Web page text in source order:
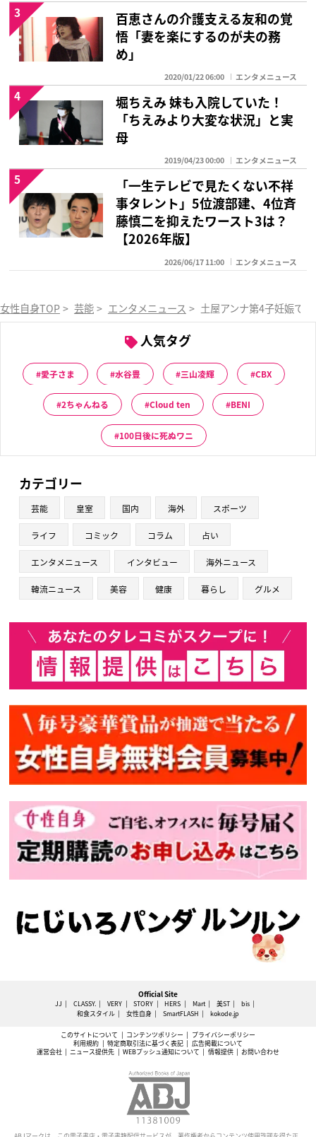
百恵さんの介護支える友和の覚
悟「妻を楽にするのが夫の務
め」
2020/01/22 06:00 エンタメニュース
3
堀ちえみ 妹も入院していた！
「ちえみより大変な状況」と実
母
2019/04/23 00:00 エンタメニュース
4
「一生テレビで見たくない不祥
事タレント」5位渡部建、4位斉
藤慎二を抑えたワースト3は？
【2026年版】
2026/06/17 11:00 エンタメニュース
5
女性自身TOP > 芸能 > エンタメニュース > 土屋アンナ第4子妊娠で
人気タグ
愛子さま 水谷豊 三山凌輝 CBX
2ちゃんねる Cloud ten BENI
100日後に死ぬワニ
カテゴリー
芸能 皇室 国内 海外 スポーツ
ライフ コミック コラム 占い
エンタメニュース インタビュー 海外ニュース
韓流ニュース 美容 健康 暮らし グルメ
Official Site
JJ CLASSY. VERY STORY HERS Mart 美ST
bis
和食スタイル
女性自身 SmartFLASH kokode.jp
このサイトについて コンテンツポリシー
プライバシーポリシー
利用規約
特定商取引法に基づく表記
広告掲載について
運営会社
ニュース提供先 WEBプッシュ通知について 情報提供 お問い合わせ